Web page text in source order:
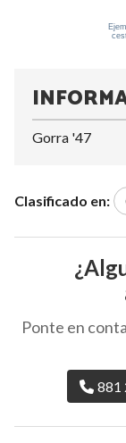
Gorra '47
Clasificado en:
Ponte en
881